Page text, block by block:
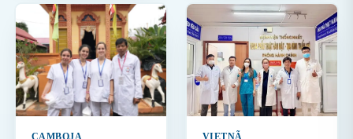
CAMBOJA VIETNÃ